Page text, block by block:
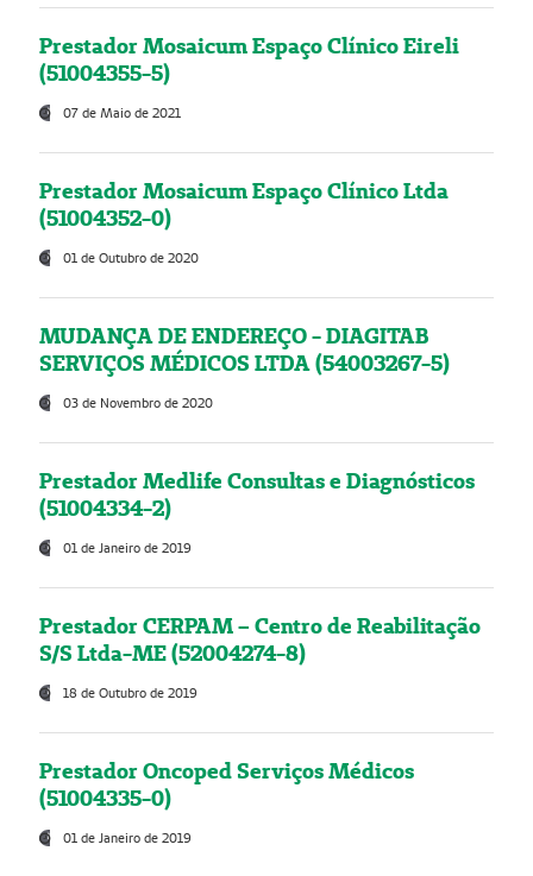
Prestador Mosaicum Espaço Clínico Eireli
(51004355-5)
07 de Maio de 2021
Prestador Mosaicum Espaço Clínico Ltda
(51004352-0)
01 de Outubro de 2020
MUDANÇA DE ENDEREÇO - DIAGITAB
SERVIÇOS MÉDICOS LTDA (54003267-5)
03 de Novembro de 2020
Prestador Medlife Consultas e Diagnósticos
(51004334-2)
01 de Janeiro de 2019
Prestador CERPAM – Centro de Reabilitação
S/S Ltda-ME (52004274-8)
18 de Outubro de 2019
Prestador Oncoped Serviços Médicos
(51004335-0)
01 de Janeiro de 2019